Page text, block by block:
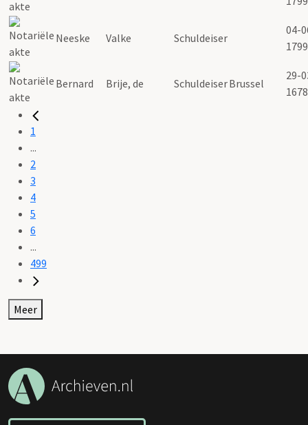
Neeske Valke Schuldeiser
04-
1799
Bernard Brije, de SchuldeiserBrussel
29-
1678
1
...
2
3
4
5
6
...
499
Meer